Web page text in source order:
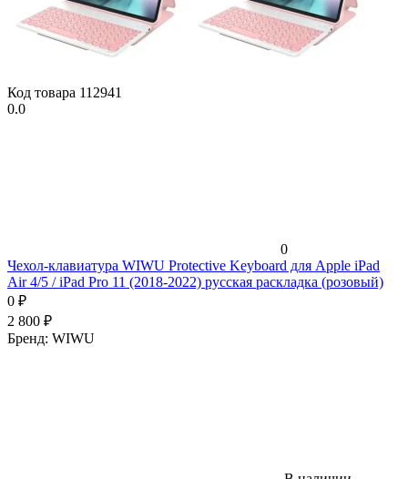
Код товара 112941
0.0
0
Чехол-клавиатура WIWU Protective Keyboard для Apple iPad
Air 4/5 / iPad Pro 11 (2018-2022) русская раскладка (розовый)
0 ₽
2 800 ₽
Бренд: WIWU